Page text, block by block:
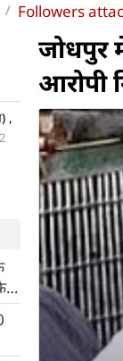
Followers
,
जोधपुर
आरोपी